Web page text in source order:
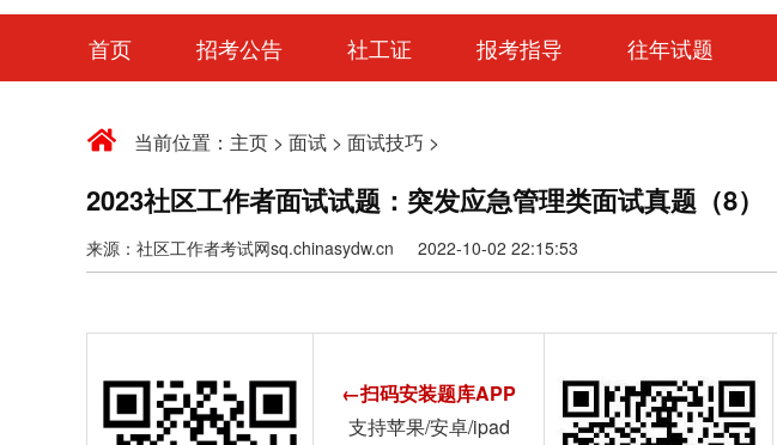
首页 招考公告 社工证 报考指导 往年试题
当前位置： 主页 > 面试 > 面试技巧 >
2023社区工作者面试试题：突发应急管理类面试真题（8）
来源：社区工作者考试网sq.chinasydw.cn 2022-10-02 22:15:53
←扫码安装题库APP
支持苹果/安卓/ipad